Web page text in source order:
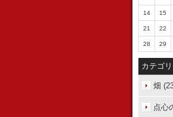
14 15
21 22
28 29
カテゴ
畑
点心